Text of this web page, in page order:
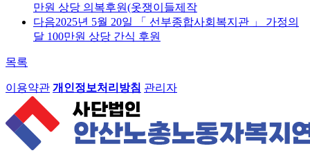
만원 상당 의복후원(옷쟁이들제작
다음2025년 5월 20일 「 선부종합사회복지관 」 가정의
달 100만원 상당 간식 후원
목록
이용약관 개인정보처리방침 관리자